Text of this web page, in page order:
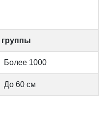
Более 1000
До 60 см